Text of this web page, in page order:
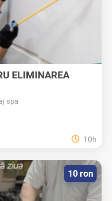
ELIMINAREA
spa
10h
10 ron